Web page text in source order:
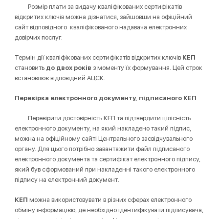
Розмір плати за видачу кваліфікованих сертифікатів
відкритих ключів можна дізнатися, зайшовши на офіційний
сайт відповідного кваліфікованого надавача електронних
довірчих послуг.
Термін дії кваліфікованих сертифікатів відкритих ключів КЕП
становить до двох років з моменту їх формування. Цей строк
встановлює відповідний АЦСК.
Перевірка електронного документу, підписаного КЕП
Перевірити достовірність КЕП та підтвердити цілісність
електронного документу, на який накладено такий підпис,
можна на офіційному сайті Центрального засвідчувального
органу. Для цього потрібно завантажити файл підписаного
електронного документа та сертифікат електронного підпису,
який був сформований при накладенні такого електронного
підпису на електронний документ.
КЕП можна використовувати в різних сферах електронного
обміну інформацією, де необхідно ідентифікувати підписувача,